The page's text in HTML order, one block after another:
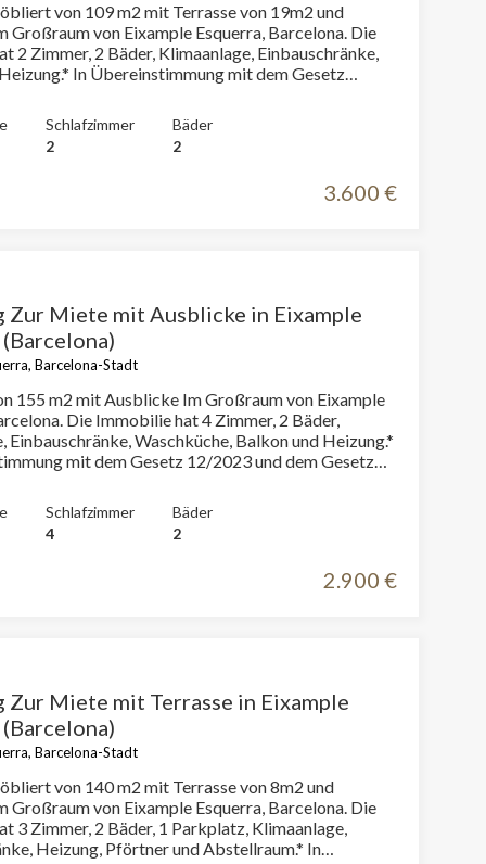
von 109 m2 mit Terrasse von 19m2 und
von Eixample Esquerra, Barcelona. Die
2 Zimmer, 2 Bäder, Klimaanlage, Einbauschränke,
In Übereinstimmung mit dem Gesetz
über keinen R.P.LL-Index. Für diese Immobilie
Informationszertifikat über
vor.In den letzten 5 Jahren wurde kein
Schlafzimmer
2
Bäder
2
3.600 €
Zur Miete mit Ausblicke in Eixample
Barcelona-Stadt
155 m2 mit Ausblicke Im Großraum von Eixample
4 Zimmer, 2 Bäder,
Einbauschränke, Waschküche, Balkon und Heizung.*
mit dem Gesetz 12/2023 und dem Gesetz
liegt kein staatliches Informationszertifikat über
vor.In den letzten 5 Jahren wurde kein
registriert.Dieser Eigentümer gilt als
Schlafzimmer
4
Bäder
2
2.900 €
Zur Miete mit Terrasse in Eixample
Barcelona-Stadt
von 140 m2 mit Terrasse von 8m2 und
von Eixample Esquerra, Barcelona. Die
3 Zimmer, 2 Bäder, 1 Parkplatz, Klimaanlage,
Heizung, Pförtner und Abstellraum.* In
aktiv
Der
zu
des
und